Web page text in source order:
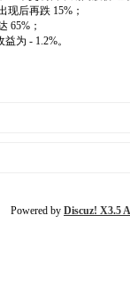
后再跌 15%；
65%；
为 - 1.2%。
Powered by Discuz! X3.5